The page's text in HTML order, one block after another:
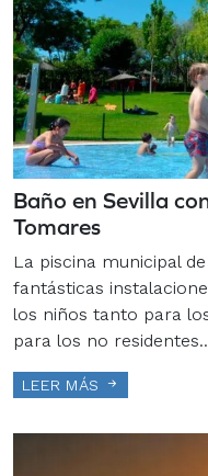
Baño en Sevilla
Tomares
La piscina municipal
fantásticas
los niños tanto para
para los no residentes..
LEER MÁS